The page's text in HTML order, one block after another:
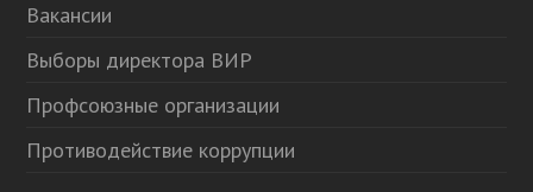
Вакансии
Выборы директора ВИР
Профсоюзные организации
Противодействие коррупции